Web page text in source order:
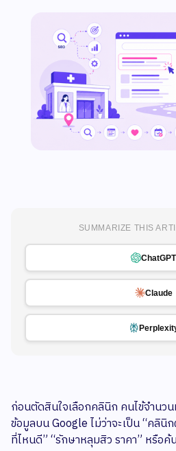
SUMMARIZE THIS
ChatGPT
Claude
ก่อนตัดสินใจเลือกคลินิก คนไข้จำนว
ข้อมูลบน Google ไม่ว่าจะเป็น “คลิ
ที่ไหนดี” “รักษาหลุมสิว ราคา” หรือค้